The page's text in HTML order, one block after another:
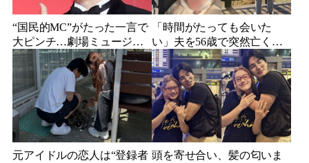
“国民的MC”がたった一言で
大ピンチ…劇場ミュージカ
ルを巡る発言に批判続出、
ついに長文で謝罪
「時間がたっても会いた
い」夫を56歳で突然亡くし
た妻…笑顔が父親に似てき
た娘と歩む“その後”
元アイドルの恋人は“登録者 頭を寄せ合い、髪の匂いま